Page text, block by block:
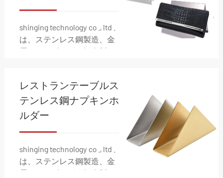
shinging technology co ., ltd .
は、ステンレス鋼製造、金
属スタンピング、板金製
属製造ソリューションの包
括的な範囲を専門としてい
ます。
レストランテーブルス
テンレス鋼ナプキンホ
ルダー
shinging technology co ., ltd .
は、ステンレス鋼製造、金
属スタンピング、板金製